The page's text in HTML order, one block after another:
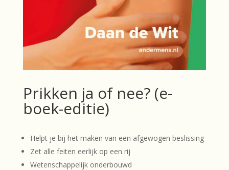
Prikken ja of nee? (e-
boek-editie)
Helpt je bij het maken van een afgewogen beslissing
Zet alle feiten eerlijk op een rij
Wetenschappelijk onderbouwd